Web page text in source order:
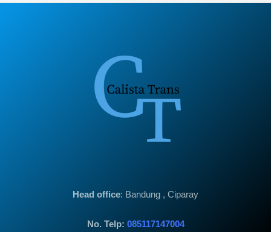
Head office: Bandung , Ciparay
No. Telp: 085117147004